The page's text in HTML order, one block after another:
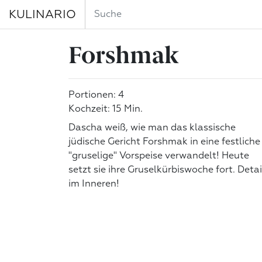
KULINARIO
Forshmak
Portionen: 4
Kochzeit: 15 Min.
Dascha weiß, wie man das klassische
jüdische Gericht Forshmak in eine festliche
"gruselige" Vorspeise verwandelt! Heute
setzt sie ihre Gruselkürbiswoche fort.
im Inneren!